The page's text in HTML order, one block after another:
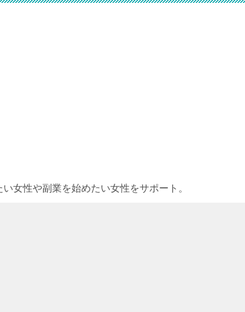
女性や副業を始めたい女性をサポート。